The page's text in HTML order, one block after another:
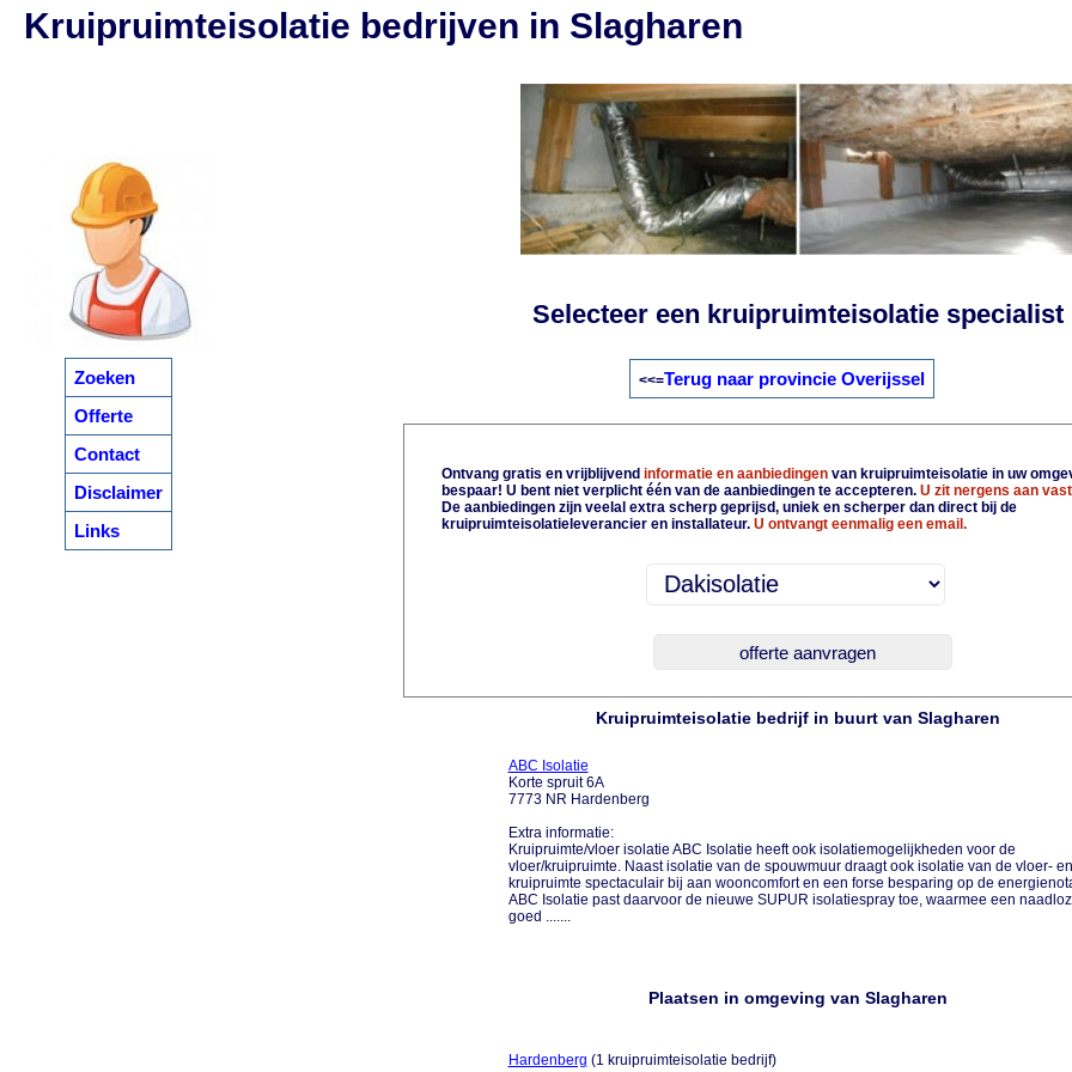
Zoeken
Offerte
Contact
Disclaimer
Links
Kruipruimteisolatie bedrijven in Slagharen
Selecteer een kruipruimteisolatie specialist
<<=Terug naar provincie Overijssel
Ontvang gratis en vrijblijvend informatie en aanbiedingenvan kruipruimteisolatie in uw
bespaar! U bent niet verplicht één van de aanbiedingen te accepteren. U zit nergens aan
De aanbiedingen zijn veelal extra scherp geprijsd, uniek en scherper dan direct bij de
kruipruimteisolatieleverancier en installateur. U ontvangt eenmalig een email.
Kruipruimteisolatie bedrijf in buurt van Slagharen
ABC Isolatie
Korte spruit 6A
7773 NR Hardenberg
Extra informatie:
Kruipruimte/vloer isolatie ABC Isolatie heeft ook isolatiemogelijkheden voor de
vloer/kruipruimte. Naast isolatie van de spouwmuur draagt ook isolatie van de vloer- en
kruipruimte spectaculair bij aan wooncomfort en een forse besparing op de
ABC Isolatie past daarvoor de nieuwe SUPUR isolatiespray toe, waarmee een
goed .......
Plaatsen in omgeving van Slagharen
Hardenberg (1 kruipruimteisolatie bedrijf)